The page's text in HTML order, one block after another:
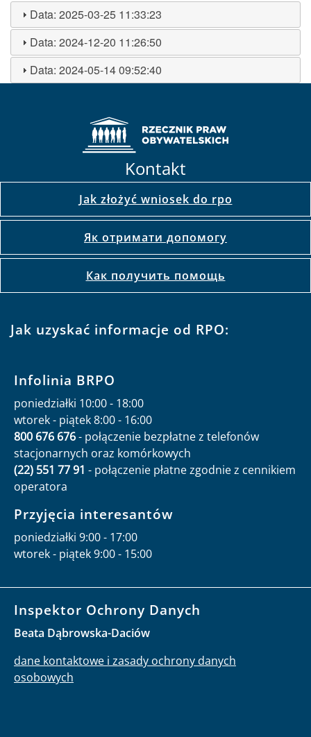
Data:2025-03-25 11:33:23
Data:2024-12-20 11:26:50
Data:2024-05-14 09:52:40
Kontakt
Jak złożyć wniosek do rpo
Як отримати допомогу
Как получить помощь
Jak uzyskać informacje od RPO:
Infolinia BRPO
poniedziałki 10:00 - 18:00
wtorek - piątek 8:00 - 16:00
800 676 676- połączenie bezpłatne z telefonów
stacjonarnych oraz komórkowych
(22) 551 77 91 - połączenie płatne zgodnie z cennikiem
operatora
Przyjęcia interesantów
poniedziałki 9:00 - 17:00
wtorek - piątek 9:00 - 15:00
Inspektor Ochrony Danych
Beata Dąbrowska-Daciów
dane kontaktowe i zasady ochrony danych
osobowych